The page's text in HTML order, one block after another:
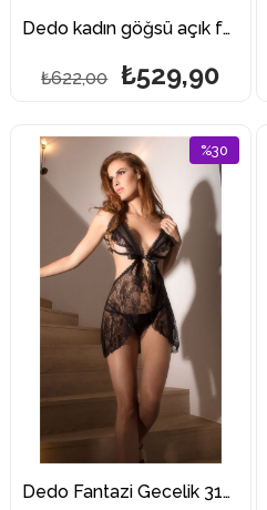
Dedo kadın göğsü açık fantezi babydoll
₺529,90
₺622,00
Dedo Fantazi Gecelik 3121
%30
İndirim
%30İndirim